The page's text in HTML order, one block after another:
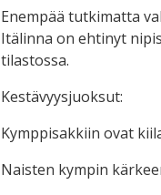
Enempää tutkimatta
Itälinna on ehtinyt
tilastossa.
Kestävyysjuoksut:
Kymppisakkiin ovat
Naisten kympin